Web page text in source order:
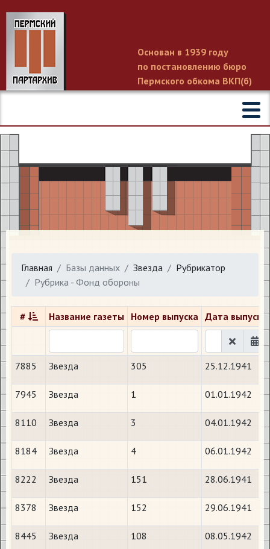
Основан в 1939 году
по постановлению бюро
Пермского обкома ВКП(б)
Главная Базы данных Звезда
Рубрикатор
Рубрика - Фонд обороны
# Название газеты Номер выпуска Дата выпуска
7885 Звезда 305 25.12.1941
7945 Звезда 1 01.01.1942
8110 Звезда 3 04.01.1942
8184 Звезда 4 06.01.1942
8222 Звезда 151 28.06.1941
8378 Звезда 152 29.06.1941
8445 Звезда 108 08.05.1942